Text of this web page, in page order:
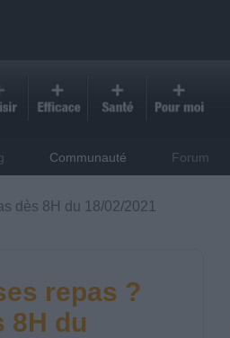
Communauté Forum
dès 8H du 18/02/2021
repas ?
8H du